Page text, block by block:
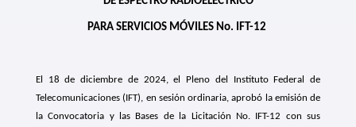
PARA SERVICIOS MÓVILES No. IFT-12
El 18 de diciembre de 2024, el Pleno del Instituto Federal de
Telecomunicaciones (IFT), en sesión ordinaria, aprobó la emisión de
la Convocatoria y las Bases de la Licitación No. IFT-12 con sus